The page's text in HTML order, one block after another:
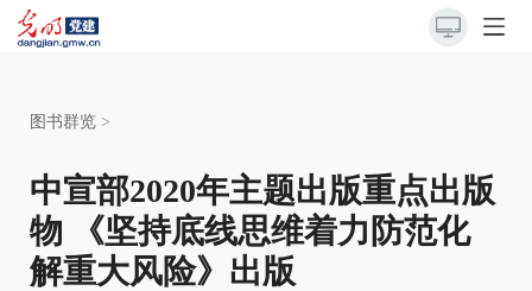
图书群览 >
中宣部2020年主题出版重点出版
物 《坚持底线思维着力防范化
解重大风险》出版